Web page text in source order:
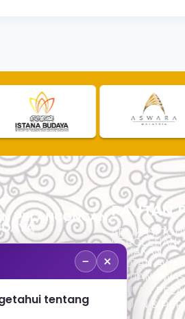
P5/6, Presint 5,
PAUTAN
APLIKASI
PEROLEHAN
SEMAKAN
PAUTAN
PAUTAN
PAUTAN
ADUAN &
− ×
tentang